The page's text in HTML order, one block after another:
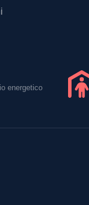
energetico